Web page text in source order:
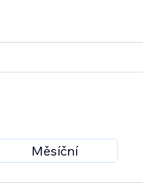
Měsíční